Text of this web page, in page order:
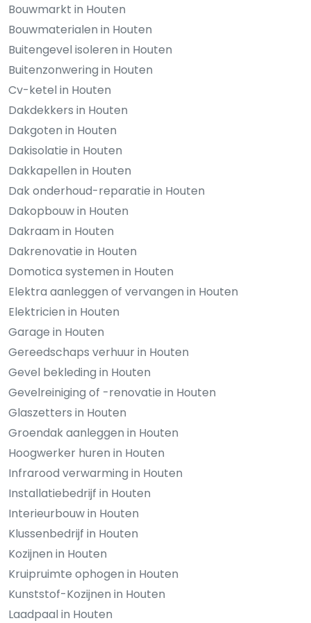
Bouwmarkt in Houten
Bouwmaterialen in Houten
Buitengevel isoleren in Houten
Buitenzonwering in Houten
Cv-ketel in Houten
Dakdekkers in Houten
Dakgoten in Houten
Dakisolatie in Houten
Dakkapellen in Houten
Dak onderhoud-reparatie in Houten
Dakopbouw in Houten
Dakraam in Houten
Dakrenovatie in Houten
Domotica systemen in Houten
Elektra aanleggen of vervangen in Houten
Elektricien in Houten
Garage in Houten
Gereedschaps verhuur in Houten
Gevel bekleding in Houten
Gevelreiniging of -renovatie in Houten
Glaszetters in Houten
Groendak aanleggen in Houten
Hoogwerker huren in Houten
Infrarood verwarming in Houten
Installatiebedrijf in Houten
Interieurbouw in Houten
Klussenbedrijf in Houten
Kozijnen in Houten
Kruipruimte ophogen in Houten
Kunststof-Kozijnen in Houten
Laadpaal in Houten